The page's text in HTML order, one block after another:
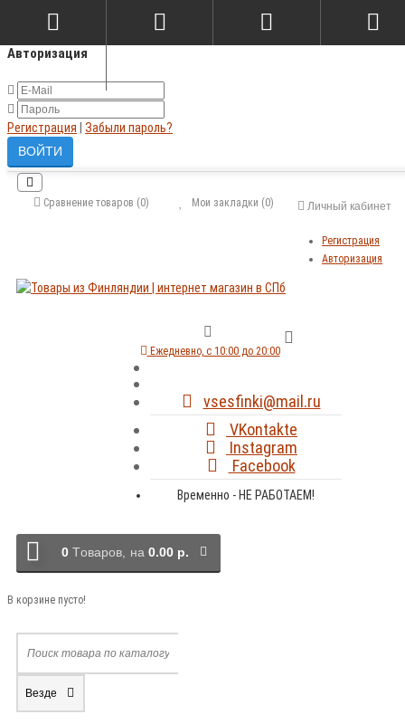
Авторизация
Регистрация Забыли пароль?
Личный кабинет
Регистрация
Авторизация
Мои закладки (0)
Сравнение товаров (0)
Ежедневно, с 10:00 до 20:00
vsesfinki@mail.ru
VKontakte
Instagram
Facebook
Временно - НЕ РАБОТАЕМ!
0 Tоваров, на 0.00 р.
В корзине пусто!
Везде